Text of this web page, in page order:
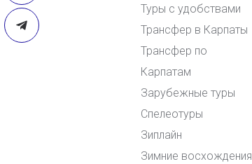
Туры с удобствами
Трансфер в Карпаты
Трансфер по
Карпатам
Зарубежные туры
Спелеотуры
Зиплайн
Зимние восхождения